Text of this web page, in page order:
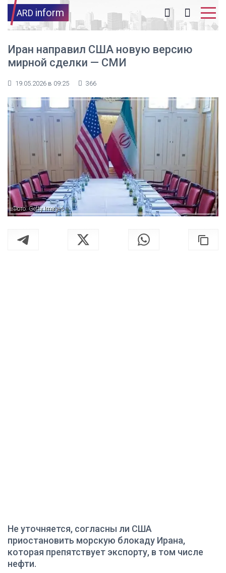
ARD inform
Иран направил США новую версию
мирной сделки — СМИ
19.05.2026 в 09:25 366
Фото: Getty Images
Не уточняется, согласны ли США
приостановить морскую блокаду Ирана,
которая препятствует экспорту, в том числе
нефти.